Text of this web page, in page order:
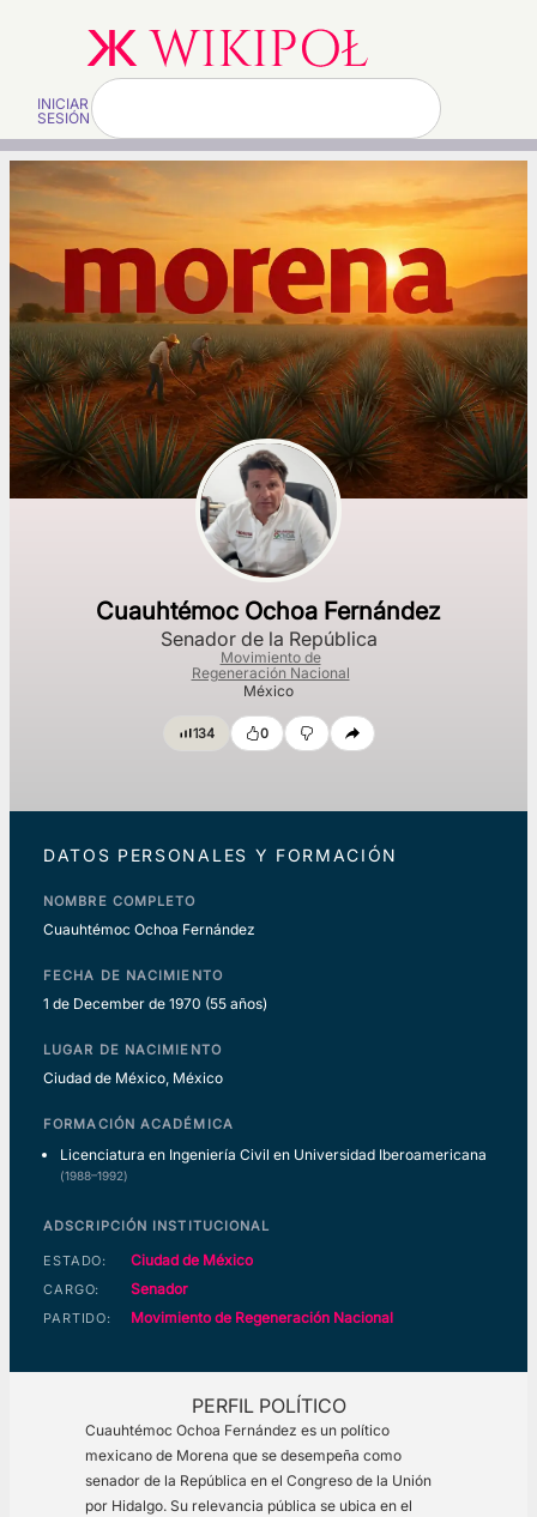
INICIAR
SESIÓN
Cuauhtémoc Ochoa Fernández
Senador de la República
Movimiento de
Regeneración Nacional
México
134 0
DATOS PERSONALES Y FORMACIÓN
NOMBRE COMPLETO
Cuauhtémoc Ochoa Fernández
FECHA DE NACIMIENTO
1 de December de 1970 (55 años)
LUGAR DE NACIMIENTO
Ciudad de México, México
FORMACIÓN ACADÉMICA
Licenciatura en Ingeniería Civil en Universidad Iberoamericana
(1988–1992)
ADSCRIPCIÓN INSTITUCIONAL
ESTADO: Ciudad de México
CARGO: Senador
PARTIDO: Movimiento de Regeneración Nacional
PERFIL POLÍTICO
Cuauhtémoc Ochoa Fernández es un político
mexicano de Morena que se desempeña como
senador de la República en el Congreso de la Unión
por Hidalgo. Su relevancia pública se ubica en el